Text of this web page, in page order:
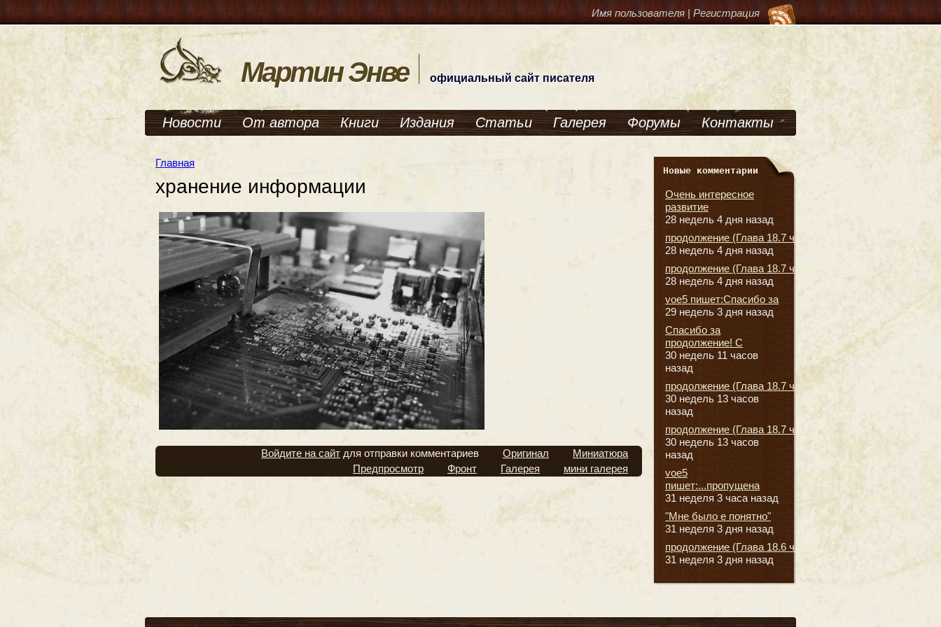
Имя пользователя | Регистрация
Мартин Энве официальный сайт писателя
Новости От автора Книги Издания Статьи Галерея Форумы Контакты
Главная
хранение информации
Войдите на сайт для отправки комментариев Оригинал
Миниатюра
Предпросмотр
Фронт Галерея мини галерея
Новые комментарии
Очень интересное
развитие
28 недель 4 дня назад
продолжение (Глава 18.7 часть
28 недель 4 дня назад
продолжение (Глава 18.7 часть
28 недель 4 дня назад
voe5 пишет:Спасибо за
29 недель 3 дня назад
Спасибо за
продолжение! С
30 недель 11 часов
назад
продолжение (Глава 18.7 часть
30 недель 13 часов
назад
продолжение (Глава 18.7 часть
30 недель 13 часов
назад
voe5
пишет:...пропущена
31 неделя 3 часа назад
"Мне было е понятно"
31 неделя 3 дня назад
продолжение (Глава 18.6 часть
31 неделя 3 дня назад